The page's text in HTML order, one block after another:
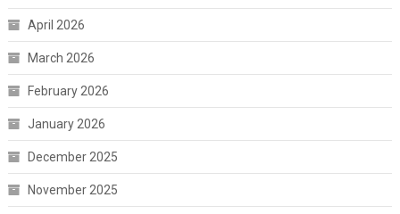
April 2026
March 2026
February 2026
January 2026
December 2025
November 2025